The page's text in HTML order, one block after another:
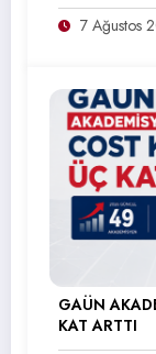
7 Ağustos
GAÜN
KAT ARTTI